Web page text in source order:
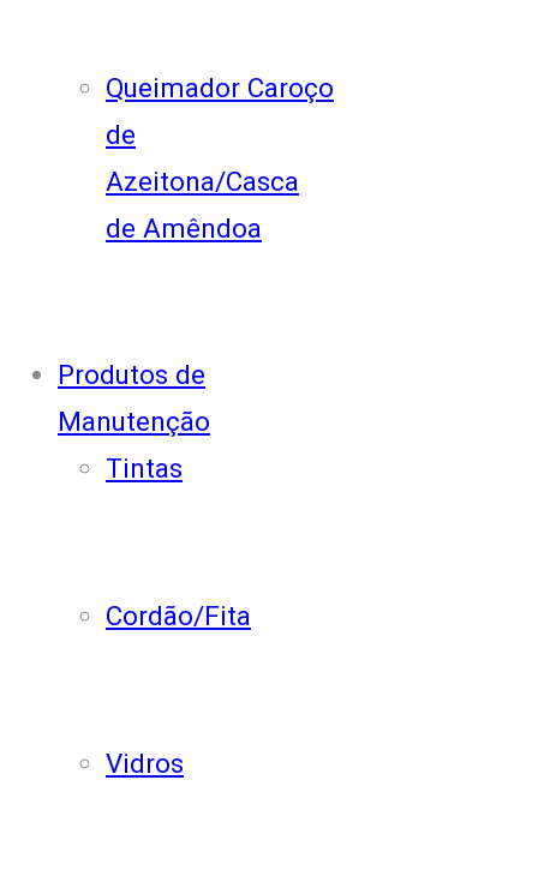
Queimador Caroço
de
Azeitona/Casca
de Amêndoa
Produtos de
Manutenção
Tintas
Cordão/Fita
Vidros